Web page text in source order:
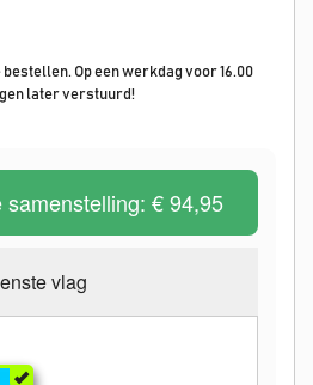
Op een werkdag voor 16.00
later verstuurd!
€ 94,95
vlag